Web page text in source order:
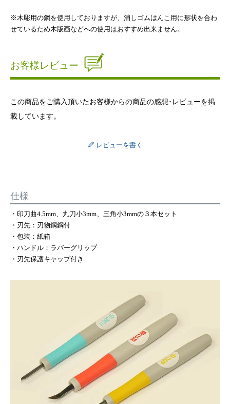
※木彫用の鋼を使用しておりますが、消しゴムはんこ用に形状を合わ
せているため木版画などへの使用はおすすめ出来ません。
お客様レビュー
この商品をご購入頂いたお客様からの商品の感想･レビューを掲
載しています。
レビューを書く
仕様
・印刀曲4.5mm、丸刀小3mm、三角小3mmの３本セット
・刃先：刃物鋼鋼付
・包装：紙箱
・ハンドル：ラバーグリップ
・刃先保護キャップ付き